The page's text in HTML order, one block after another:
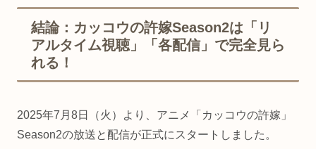
結論：カッコウの許嫁Season2は「リ
アルタイム視聴」「各配信」で完全見ら
れる！
2025年7月8日（火）より、アニメ「カッコウの許嫁」
Season2の放送と配信が正式にスタートしました。